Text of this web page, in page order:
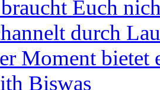
Euch
durch
Moment bietet
Biswas